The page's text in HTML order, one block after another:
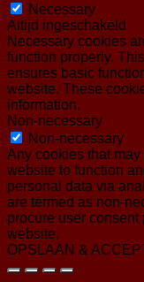
Necessary
Altijd ingeschakeld
Necessary cookies
function properly.
ensures basic
website. These
information.
Non-necessary
Non-necessary
Any cookies that
website to function
personal data via
are termed as non-
procure user
website.
OPSLAAN &